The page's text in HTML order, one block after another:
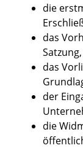
die
das
Satzung,
das
der
die